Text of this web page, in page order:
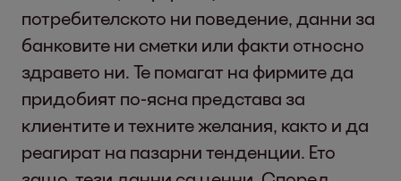
потребителското ни поведение, данни за
банковите ни сметки или факти относно
здравето ни. Те помагат на фирмите да
придобият по-ясна представа за
клиентите и техните желания, както и да
реагират на пазарни тенденции. Ето